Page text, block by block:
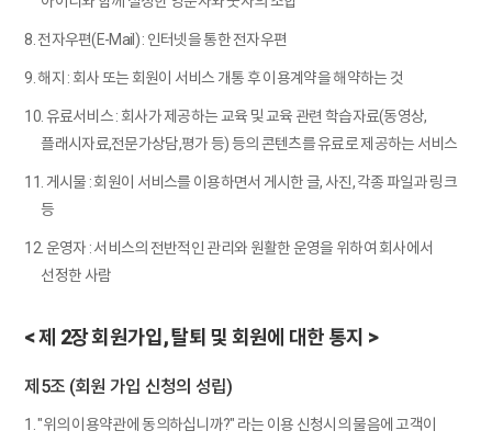
8. 전자우편(E-Mail) : 인터넷을 통한 전자우편
9. 해지 : 회사 또는 회원이 서비스 개통 후 이용계약을 해약하는 것
10. 유료서비스 : 회사가 제공하는 교육 및 교육 관련 학습자료(동영상,
플래시자료,전문가상담,평가 등) 등의 콘텐츠를 유료로 제공하는 서비스
11. 게시물 : 회원이 서비스를 이용하면서 게시한 글, 사진, 각종 파일과 링크
등
12. 운영자 : 서비스의 전반적인 관리와 원활한 운영을 위하여 회사에서
선정한 사람
< 제 2장 회원가입, 탈퇴 및 회원에 대한 통지 >
제5조 (회원 가입 신청의 성립)
1. "위의 이용약관에 동의하십니까?" 라는 이용 신청시의 물음에 고객이